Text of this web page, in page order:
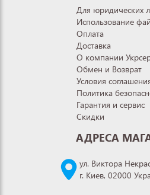
Для юридических
Использование
Оплата
Доставка
О компании
Обмен и Возврат
Условия
Политика
Гарантия и сервис
Скидки
АДРЕСА
ул. Виктора
г. Киев, 02000